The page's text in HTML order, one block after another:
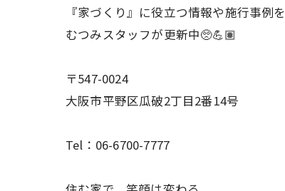
『家づくり』に役立つ情報や施行事例を
むつみスタッフが更新中🥺💪🏽
〒547-0024
大阪市平野区瓜破2丁目2番14号
Tel：06-6700-7777